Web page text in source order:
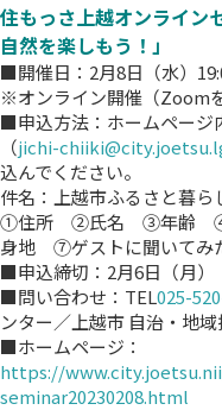
住もっさ上越オンライン
自然を楽しもう！」
■開催日：2月8日（水）
※オンライン開催（Zoomを
■申込方法：ホームページ
（jichi-
込んでください。
件名：上越市ふるさと暮ら
①住所 ②氏名 ③年齢 ④
身地 ⑦ゲストに聞いてみ
■申込締切：2月6日（月）
■問い合わせ：TEL025-
ンター／上越市 自治・地域
■ホームページ：
https://
seminar20230208.html